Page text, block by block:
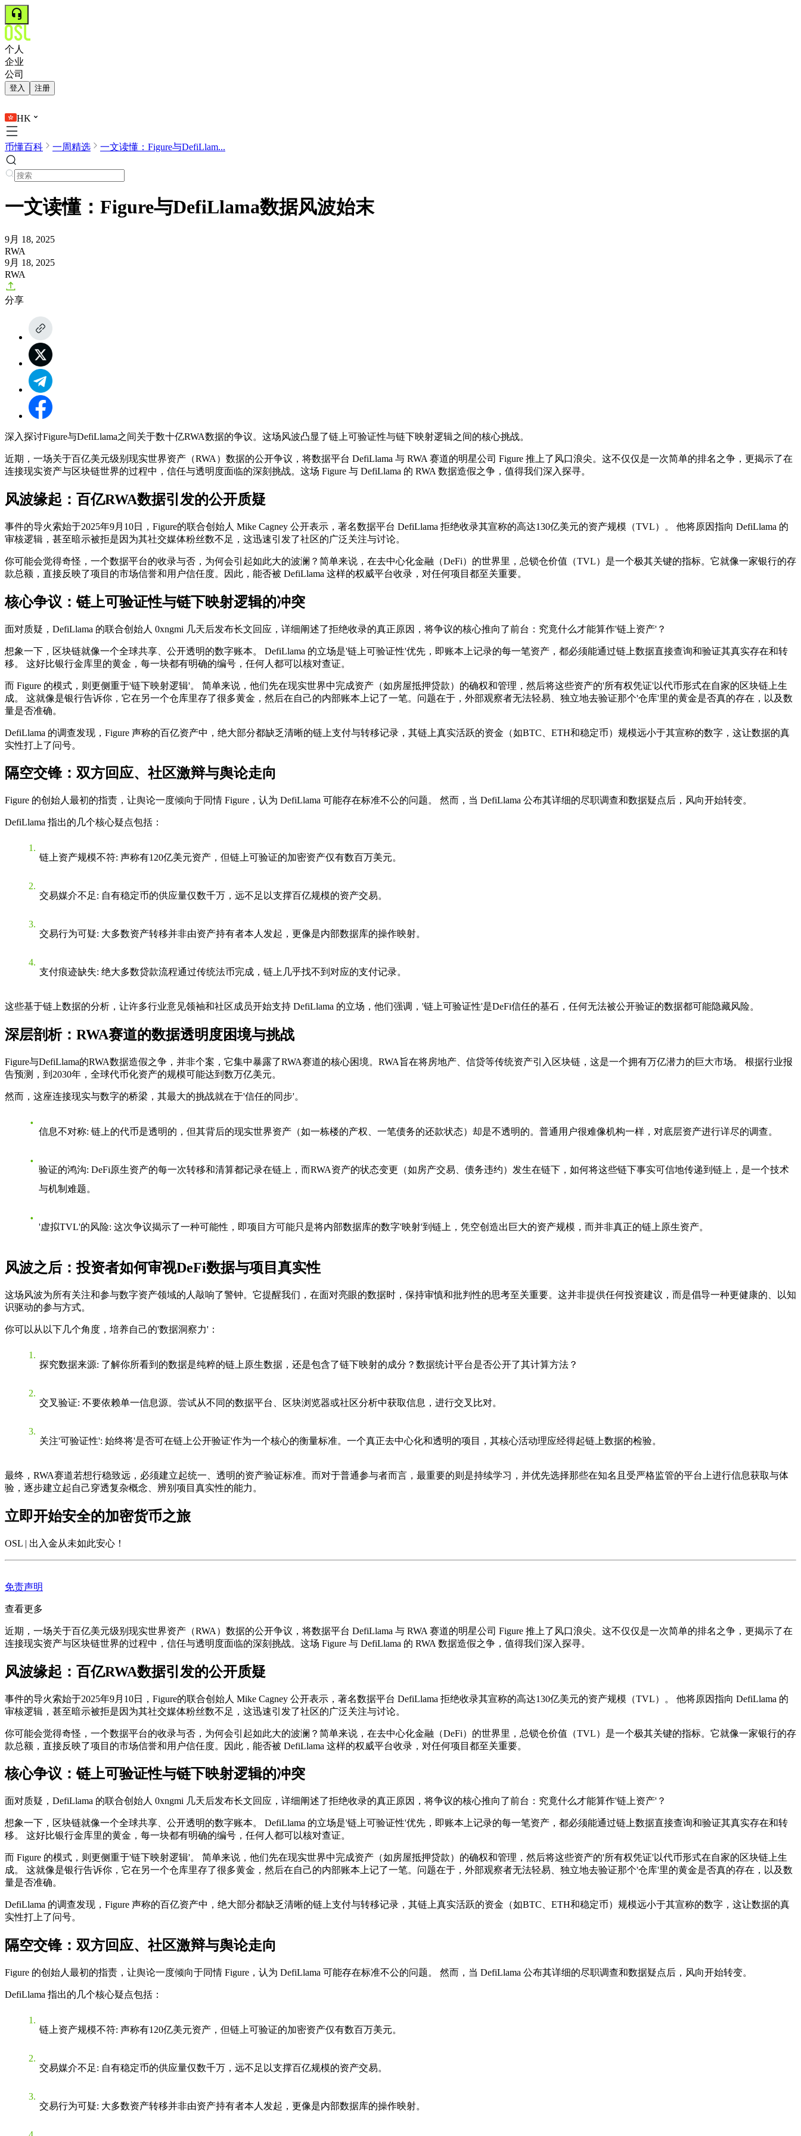
个人
企业
公司
登入 注册
HK
币懂百科 一周精选 一文读懂：Figure与DefiLlam...
一文读懂：Figure与DefiLlama数据风波始末
9月 18, 2025
RWA
9月 18, 2025
RWA
分享
深入探讨Figure与DefiLlama之间关于数十亿RWA数据的争议。这场风波凸显了链上可验证性与链下映射逻辑之间的核心挑战。
近期，一场关于百亿美元级别现实世界资产（RWA）数据的公开争议，将数据平台 DefiLlama 与 RWA 赛道的明星公司 Figure 推上了风口浪尖。这不仅仅是一次简单的排名之争，更揭示了在
连接现实资产与区块链世界的过程中，信任与透明度面临的深刻挑战。这场 Figure 与 DefiLlama 的 RWA 数据造假之争，值得我们深入探寻。
风波缘起：百亿RWA数据引发的公开质疑
事件的导火索始于2025年9月10日，Figure的联合创始人 Mike Cagney 公开表示，著名数据平台 DefiLlama 拒绝收录其宣称的高达130亿美元的资产规模（TVL）。 他将原因指向 DefiLlama 的
审核逻辑，甚至暗示被拒是因为其社交媒体粉丝数不足，这迅速引发了社区的广泛关注与讨论。
你可能会觉得奇怪，一个数据平台的收录与否，为何会引起如此大的波澜？简单来说，在去中心化金融（DeFi）的世界里，总锁仓价值（TVL）是一个极其关键的指标。它就像一家银行的存
款总额，直接反映了项目的市场信誉和用户信任度。因此，能否被 DefiLlama 这样的权威平台收录，对任何项目都至关重要。
核心争议：链上可验证性与链下映射逻辑的冲突
面对质疑，DefiLlama 的联合创始人 0xngmi 几天后发布长文回应，详细阐述了拒绝收录的真正原因，将争议的核心推向了前台：究竟什么才能算作'链上资产'？
想象一下，区块链就像一个全球共享、公开透明的数字账本。 DefiLlama 的立场是'链上可验证性'优先，即账本上记录的每一笔资产，都必须能通过链上数据直接查询和验证其真实存在和转
移。 这好比银行金库里的黄金，每一块都有明确的编号，任何人都可以核对查证。
而 Figure 的模式，则更侧重于'链下映射逻辑'。 简单来说，他们先在现实世界中完成资产（如房屋抵押贷款）的确权和管理，然后将这些资产的'所有权凭证'以代币形式在自家的区块链上生
成。 这就像是银行告诉你，它在另一个仓库里存了很多黄金，然后在自己的内部账本上记了一笔。问题在于，外部观察者无法轻易、独立地去验证那个'仓库'里的黄金是否真的存在，以及数
量是否准确。
DefiLlama 的调查发现，Figure 声称的百亿资产中，绝大部分都缺乏清晰的链上支付与转移记录，其链上真实活跃的资金（如BTC、ETH和稳定币）规模远小于其宣称的数字，这让数据的真
实性打上了问号。
隔空交锋：双方回应、社区激辩与舆论走向
Figure 的创始人最初的指责，让舆论一度倾向于同情 Figure，认为 DefiLlama 可能存在标准不公的问题。 然而，当 DefiLlama 公布其详细的尽职调查和数据疑点后，风向开始转变。
DefiLlama 指出的几个核心疑点包括：
链上资产规模不符: 声称有120亿美元资产，但链上可验证的加密资产仅有数百万美元。
交易媒介不足: 自有稳定币的供应量仅数千万，远不足以支撑百亿规模的资产交易。
交易行为可疑: 大多数资产转移并非由资产持有者本人发起，更像是内部数据库的操作映射。
支付痕迹缺失: 绝大多数贷款流程通过传统法币完成，链上几乎找不到对应的支付记录。
这些基于链上数据的分析，让许多行业意见领袖和社区成员开始支持 DefiLlama 的立场，他们强调，'链上可验证性'是DeFi信任的基石，任何无法被公开验证的数据都可能隐藏风险。
深层剖析：RWA赛道的数据透明度困境与挑战
Figure与DefiLlama的RWA数据造假之争，并非个案，它集中暴露了RWA赛道的核心困境。RWA旨在将房地产、信贷等传统资产引入区块链，这是一个拥有万亿潜力的巨大市场。 根据行业报
告预测，到2030年，全球代币化资产的规模可能达到数万亿美元。
然而，这座连接现实与数字的桥梁，其最大的挑战就在于'信任的同步'。
信息不对称: 链上的代币是透明的，但其背后的现实世界资产（如一栋楼的产权、一笔债务的还款状态）却是不透明的。普通用户很难像机构一样，对底层资产进行详尽的调查。
验证的鸿沟: DeFi原生资产的每一次转移和清算都记录在链上，而RWA资产的状态变更（如房产交易、债务违约）发生在链下，如何将这些链下事实可信地传递到链上，是一个技术
与机制难题。
'虚拟TVL'的风险: 这次争议揭示了一种可能性，即项目方可能只是将内部数据库的数字'映射'到链上，凭空创造出巨大的资产规模，而并非真正的链上原生资产。
风波之后：投资者如何审视DeFi数据与项目真实性
这场风波为所有关注和参与数字资产领域的人敲响了警钟。它提醒我们，在面对亮眼的数据时，保持审慎和批判性的思考至关重要。这并非提供任何投资建议，而是倡导一种更健康的、以知
识驱动的参与方式。
你可以从以下几个角度，培养自己的'数据洞察力'：
探究数据来源: 了解你所看到的数据是纯粹的链上原生数据，还是包含了链下映射的成分？数据统计平台是否公开了其计算方法？
交叉验证: 不要依赖单一信息源。尝试从不同的数据平台、区块浏览器或社区分析中获取信息，进行交叉比对。
关注'可验证性': 始终将'是否可在链上公开验证'作为一个核心的衡量标准。一个真正去中心化和透明的项目，其核心活动理应经得起链上数据的检验。
最终，RWA赛道若想行稳致远，必须建立起统一、透明的资产验证标准。而对于普通参与者而言，最重要的则是持续学习，并优先选择那些在知名且受严格监管的平台上进行信息获取与体
验，逐步建立起自己穿透复杂概念、辨别项目真实性的能力。
立即开始安全的加密货币之旅
OSL | 出入金从未如此安心 ！
免责声明
查看更多
近期，一场关于百亿美元级别现实世界资产（RWA）数据的公开争议，将数据平台 DefiLlama 与 RWA 赛道的明星公司 Figure 推上了风口浪尖。这不仅仅是一次简单的排名之争，更揭示了在
连接现实资产与区块链世界的过程中，信任与透明度面临的深刻挑战。这场 Figure 与 DefiLlama 的 RWA 数据造假之争，值得我们深入探寻。
风波缘起：百亿RWA数据引发的公开质疑
事件的导火索始于2025年9月10日，Figure的联合创始人 Mike Cagney 公开表示，著名数据平台 DefiLlama 拒绝收录其宣称的高达130亿美元的资产规模（TVL）。 他将原因指向 DefiLlama 的
审核逻辑，甚至暗示被拒是因为其社交媒体粉丝数不足，这迅速引发了社区的广泛关注与讨论。
你可能会觉得奇怪，一个数据平台的收录与否，为何会引起如此大的波澜？简单来说，在去中心化金融（DeFi）的世界里，总锁仓价值（TVL）是一个极其关键的指标。它就像一家银行的存
款总额，直接反映了项目的市场信誉和用户信任度。因此，能否被 DefiLlama 这样的权威平台收录，对任何项目都至关重要。
核心争议：链上可验证性与链下映射逻辑的冲突
面对质疑，DefiLlama 的联合创始人 0xngmi 几天后发布长文回应，详细阐述了拒绝收录的真正原因，将争议的核心推向了前台：究竟什么才能算作'链上资产'？
想象一下，区块链就像一个全球共享、公开透明的数字账本。 DefiLlama 的立场是'链上可验证性'优先，即账本上记录的每一笔资产，都必须能通过链上数据直接查询和验证其真实存在和转
移。 这好比银行金库里的黄金，每一块都有明确的编号，任何人都可以核对查证。
而 Figure 的模式，则更侧重于'链下映射逻辑'。 简单来说，他们先在现实世界中完成资产（如房屋抵押贷款）的确权和管理，然后将这些资产的'所有权凭证'以代币形式在自家的区块链上生
成。 这就像是银行告诉你，它在另一个仓库里存了很多黄金，然后在自己的内部账本上记了一笔。问题在于，外部观察者无法轻易、独立地去验证那个'仓库'里的黄金是否真的存在，以及数
量是否准确。
DefiLlama 的调查发现，Figure 声称的百亿资产中，绝大部分都缺乏清晰的链上支付与转移记录，其链上真实活跃的资金（如BTC、ETH和稳定币）规模远小于其宣称的数字，这让数据的真
实性打上了问号。
隔空交锋：双方回应、社区激辩与舆论走向
Figure 的创始人最初的指责，让舆论一度倾向于同情 Figure，认为 DefiLlama 可能存在标准不公的问题。 然而，当 DefiLlama 公布其详细的尽职调查和数据疑点后，风向开始转变。
DefiLlama 指出的几个核心疑点包括：
链上资产规模不符: 声称有120亿美元资产，但链上可验证的加密资产仅有数百万美元。
交易媒介不足: 自有稳定币的供应量仅数千万，远不足以支撑百亿规模的资产交易。
交易行为可疑: 大多数资产转移并非由资产持有者本人发起，更像是内部数据库的操作映射。